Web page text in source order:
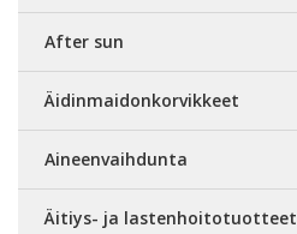
After sun
Äidinmaidonkorvikkeet
Aineenvaihdunta
Äitiys- ja lastenhoitotuotteet